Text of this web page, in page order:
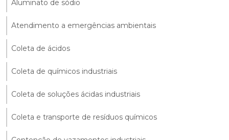
Aluminato de sódio
Atendimento a emergências ambientais
Coleta de ácidos
Coleta de químicos industriais
Coleta de soluções ácidas industriais
Coleta e transporte de resíduos químicos